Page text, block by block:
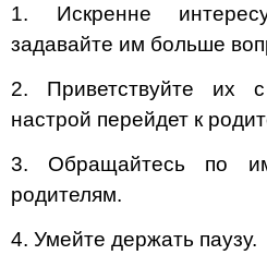
1. Искренне
задавайте им больше
2. Приветствуйте их
настрой перейдет к
3. Обращайтесь по
родителям.
4. Умейте держать паузу.